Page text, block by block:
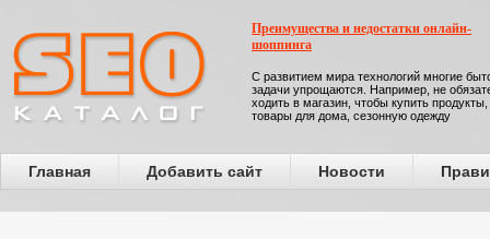
Преимущества и недостатки онлайн-
шоппинга
С развитием мира технологий многие
задачи упрощаются. Например, не
ходить в магазин, чтобы купить продукты,
товары для дома, сезонную одежду
Главная Добавить сайт Новости